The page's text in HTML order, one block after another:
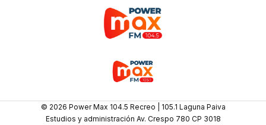
© 2026 Power Max 104.5 Recreo | 105.1 Laguna Paiva
Estudios y administración Av. Crespo 780 CP 3018